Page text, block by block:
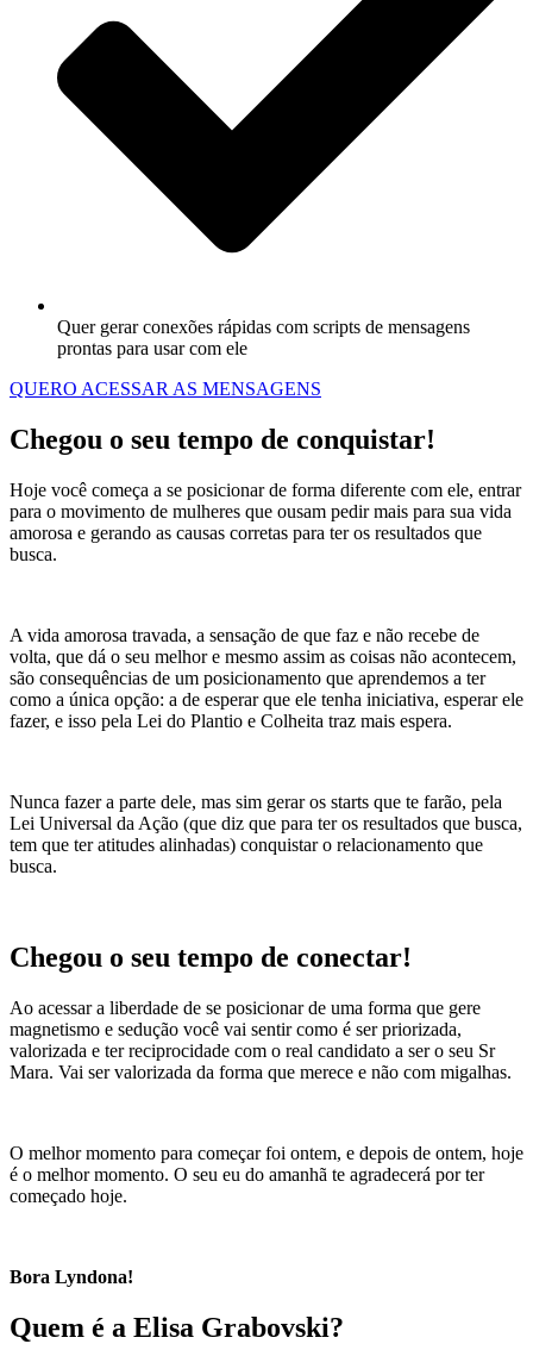
Quer gerar conexões rápidas com scripts de mensagens
prontas para usar com ele
QUERO ACESSAR AS MENSAGENS
Chegou o seu tempo de conquistar!
Hoje você começa a se posicionar de forma diferente com ele, entrar
para o movimento de mulheres que ousam pedir mais para sua vida
amorosa e gerando as causas corretas para ter os resultados que
busca.
A vida amorosa travada, a sensação de que faz e não recebe de
volta, que dá o seu melhor e mesmo assim as coisas não acontecem,
são consequências de um posicionamento que aprendemos a ter
como a única opção: a de esperar que ele tenha iniciativa, esperar ele
fazer, e isso pela Lei do Plantio e Colheita traz mais espera.
Nunca fazer a parte dele, mas sim gerar os starts que te farão, pela
Lei Universal da Ação (que diz que para ter os resultados que busca,
tem que ter atitudes alinhadas) conquistar o relacionamento que
busca.
Chegou o seu tempo de conectar!
Ao acessar a liberdade de se posicionar de uma forma que gere
magnetismo e sedução você vai sentir como é ser priorizada,
valorizada e ter reciprocidade com o real candidato a ser o seu Sr
Mara. Vai ser valorizada da forma que merece e não com migalhas.
O melhor momento para começar foi ontem, e depois de ontem, hoje
é o melhor momento. O seu eu do amanhã te agradecerá por ter
começado hoje.
Bora Lyndona!
Quem é a Elisa Grabovski?